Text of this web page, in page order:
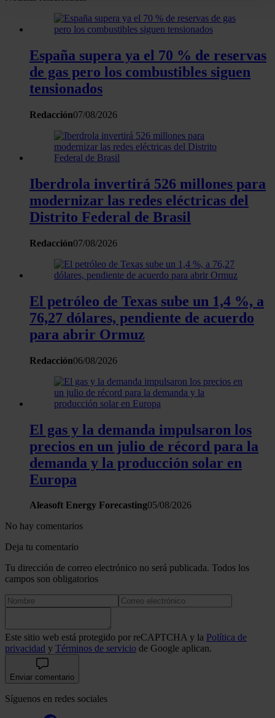
personales y establezca sus preferencias en la
. Puede cambiar o retirar su consentimiento en
momento en la Declaración de cookies.
Las cookies de este sitio web se usan para personalizar el
contenido y los anuncios, ofrecer funciones de redes
analizar el tráfico. Además, compartimos información sobre
con otra información que les haya proporcionado o que
recopilado a partir del uso que haya hecho de sus servicios.
España supera ya el 70 % de reservas
de gas pero los combustibles siguen
tensionados
Redacción07/08/2026
Iberdrola invertirá 526 millones para
modernizar las redes eléctricas del
Distrito Federal de Brasil
Redacción07/08/2026
El petróleo de Texas sube un 1,4 %, a
76,27 dólares, pendiente de acuerdo
para abrir Ormuz
Redacción06/08/2026
El gas y la demanda impulsaron los
precios en un julio de récord para la
demanda y la producción solar en
Europa
Aleasoft Energy Forecasting05/08/2026
No hay comentarios
Deja tu comentario
Tu dirección de correo electrónico no será publicada. Todos los
campos son obligatorios
Este sitio web está protegido por reCAPTCHA y la Política de
privacidad y Términos de servicio de Google aplican.
Enviar comentario
Síguenos en redes sociales